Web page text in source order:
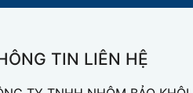
TIN LIÊN HỆ